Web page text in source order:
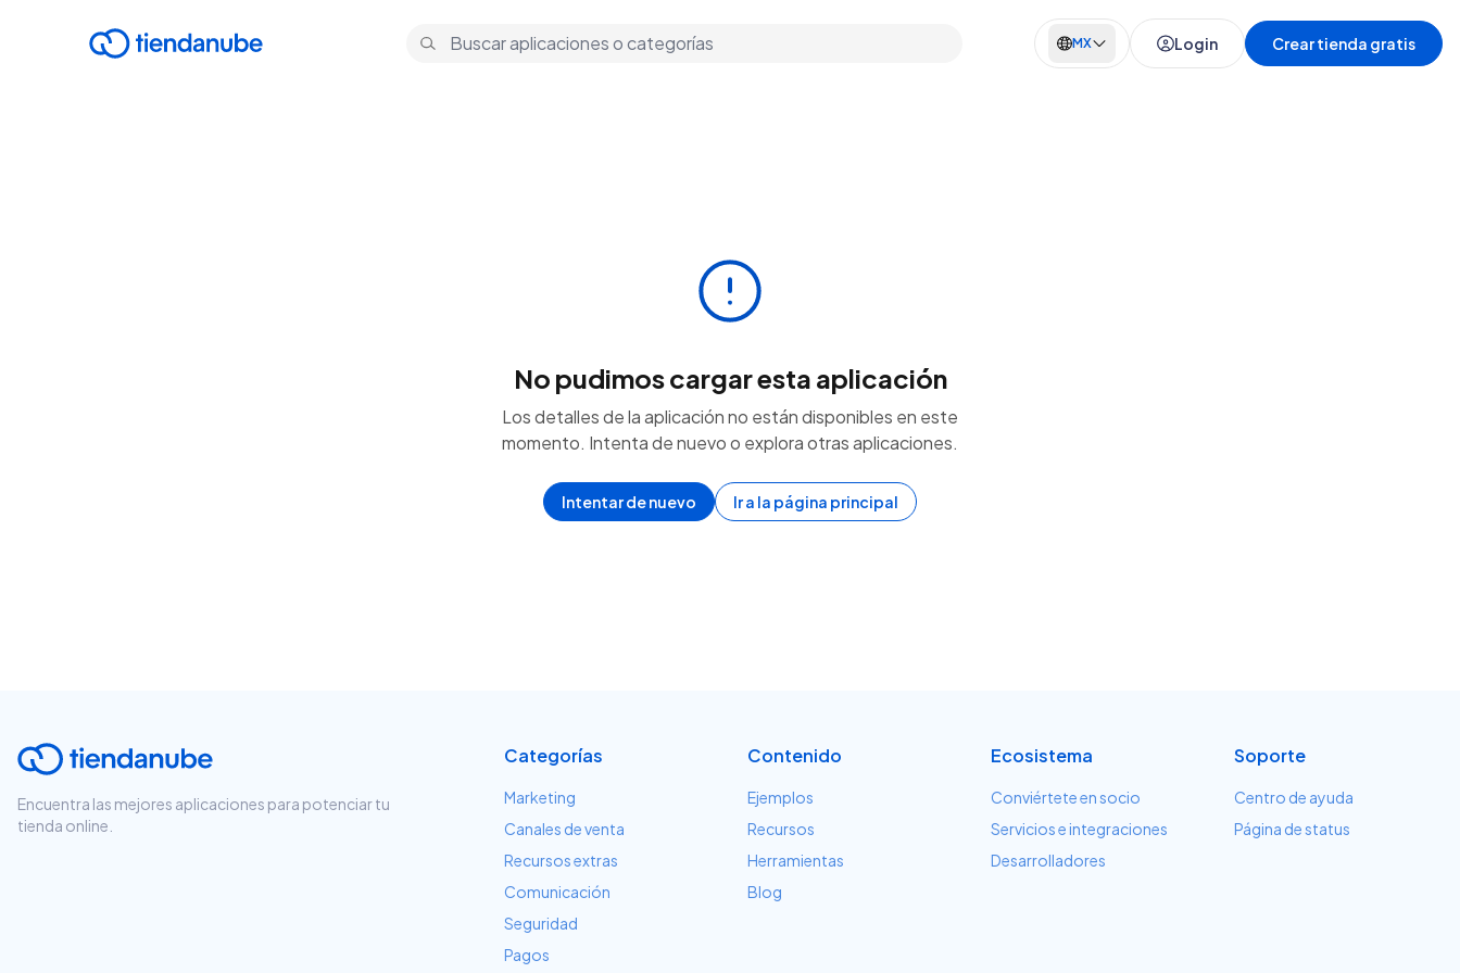
MX Login Crear tienda gratis
No pudimos cargar esta aplicación
Los detalles de la aplicación no están disponibles en este
momento. Intenta de nuevo o explora otras aplicaciones.
Intentar de nuevo Ir a la página principal
Encuentra las mejores aplicaciones para potenciar tu
tienda online.
Categorías
Marketing
Canales de venta
Recursos extras
Comunicación
Seguridad
Pagos
Contenido
Ejemplos
Recursos
Herramientas
Blog
Ecosistema
Conviértete en socio
Servicios e integraciones
Desarrolladores
Soporte
Centro de ayuda
Página de status